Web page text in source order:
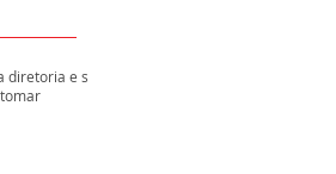
diretoria e se